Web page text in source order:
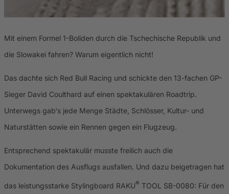
Mit einem Formel 1-Boliden durch die Tschechische Republik und
die Slowakei fahren? Warum eigentlich nicht!
Das dachte sich Red Bull Racing und schickte den 13-fachen GP-
Sieger David Coulthard auf einen spektakulären Roadtrip.
Unterwegs gab‘s jede Menge Städte, Schlösser, Kultur- und
Naturstätten sowie ein Rennen gegen ein Flugzeug.
Entsprechend spektakulär musste freilich auch die
Dokumentation des Ausflugs ausfallen. Und dazu beigetragen hat
das leistungsstarke Stylingboard RAKU® TOOL SB-0080: Für den